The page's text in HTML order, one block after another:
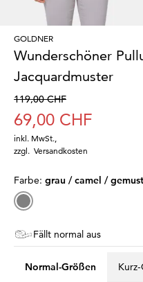
GOLDNER
Wunderschöner
Jacquardmuster
119,00 CHF
69,00 CHF
inkl. MwSt.
zzgl. Versandkosten
Farbe: grau / camel /
Fällt normal aus
Normal-Größen